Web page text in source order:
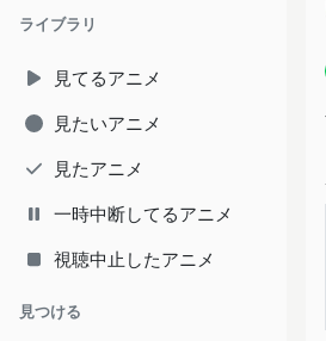
ライブラリ
見てるアニメ
見たいアニメ
見たアニメ
一時中断してるアニメ
視聴中止したアニメ
見つける